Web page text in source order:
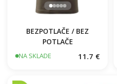
BEZPOTLAČE / BEZ
POTLAČE
NA SKLADE 11.7 €